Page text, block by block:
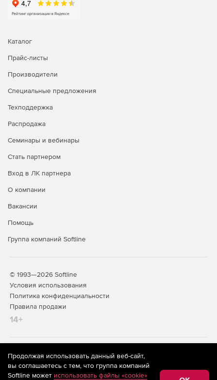
Каталог
Прайс-листы
Производители
Специальные предложения
Техподдержка
Распродажа
Семинары и вебинары
Стать партнером
Вход в ЛК партнера
О компании
Вакансии
Помощь
Группа компаний Softline
© 1993—2026 Softline
Условия использования
Политика конфиденциальности
Правила продажи
14+
На информационном ресурсе store.softline.ru применяются
рекомендательные технологии
(информационные технологии
предоставления информации на основе сбора,
систематизации и анализа сведений, относящихся к
Продолжая использовать данный веб-сайт,
вы соглашаетесь с тем, что группа компаний
Softline может использовать файлы «cookie»